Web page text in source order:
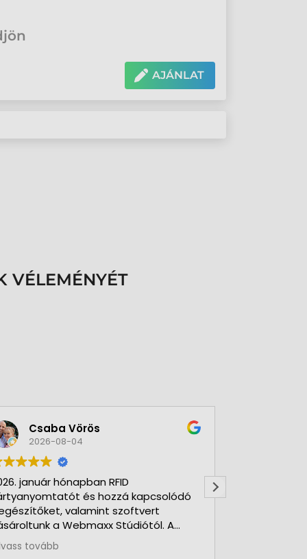
AJÁNLAT
VÉLEMÉNYÉT
Csaba Vörös
2026-08-04
január hónapban RFID
és hozzá kapcsolódó
valamint szoftvert
a Webmaxx Stúdiótól. A
megkezdése előtt segítettek
igényeink szerinti típus
tovább